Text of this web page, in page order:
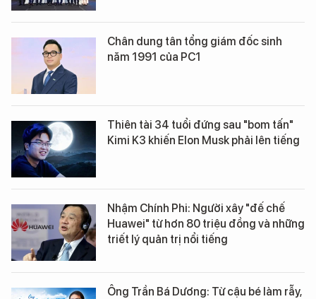
Chân dung tân tổng giám đốc sinh
năm 1991 của PC1
Thiên tài 34 tuổi đứng sau "bom tấn"
Kimi K3 khiến Elon Musk phải lên tiếng
Nhậm Chính Phi: Người xây "đế chế
Huawei" từ hơn 80 triệu đồng và những
triết lý quản trị nổi tiếng
Ông Trần Bá Dương: Từ cậu bé làm rẫy,